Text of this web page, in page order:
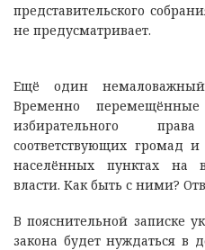
представительского
не предусматривает.
Ещё один
Временно
избирательного
соответствующих громад
населённых пунктах на
власти. Как быть с ними?
В пояснительной записке
закона будет нуждаться в